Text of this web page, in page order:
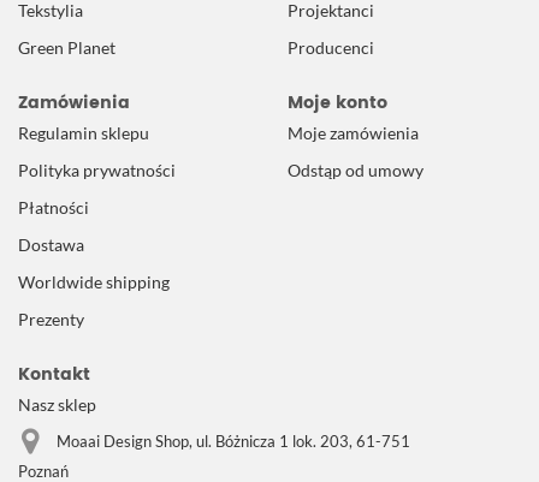
Tekstylia
Green Planet
Projektanci
Producenci
Zamówienia
Regulamin sklepu
Polityka prywatności
Płatności
Dostawa
Worldwide shipping
Prezenty
Moje konto
Moje zamówienia
Odstąp od umowy
Kontakt
Nasz sklep
Moaai Design Shop, ul. Bóżnicza 1 lok. 203, 61-751
Poznań